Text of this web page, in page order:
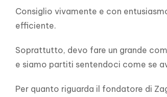
Consiglio vivamente e con
efficiente.
Soprattutto, devo fare un grande
e siamo partiti sentendoci come se
Per quanto riguarda il fondatore di